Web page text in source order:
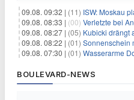
09.08. 09:32 | (11) ISW: Moskau plant
09.08. 08:33 | (00) Verletzte bei
09.08. 08:27 | (05) Kubicki drängt
09.08. 08:22 | (01) Sonnenschein mit
09.08. 07:30 | (01) Wasserarme
BOULEVARD-NEWS